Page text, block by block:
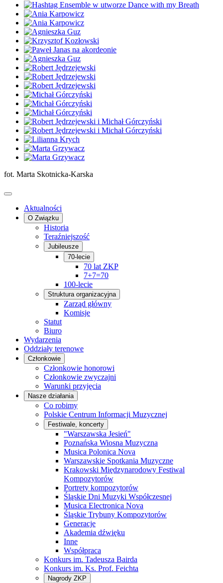
fot. Marta Skotnicka-Karska
Aktualności
O Związku
Historia
Teraźniejszość
Jubileusze
70-lecie
70 lat ZKP
7+7=70
100-lecie
Struktura organizacyjna
Zarząd główny
Komisje
Statut
Biuro
Wydarzenia
Oddziały terenowe
Członkowie
Członkowie honorowi
Członkowie zwyczajni
Warunki przyjęcia
Nasze działania
Co robimy
Polskie Centrum Informacji Muzycznej
Festiwale, koncerty
"Warszawska Jesień"
Poznańska Wiosna Muzyczna
Musica Polonica Nova
Warszawskie Spotkania Muzyczne
Krakowski Międzynarodowy Festiwal
Kompozytorów
Portrety kompozytorów
Śląskie Dni Muzyki Współczesnej
Musica Electronica Nova
Śląskie Trybuny Kompozytorów
Generacje
Akademia dźwięku
Inne
Współpraca
Konkurs im. Tadeusza Bairda
Konkurs im. Ks. Prof. Feichta
Nagrody ZKP